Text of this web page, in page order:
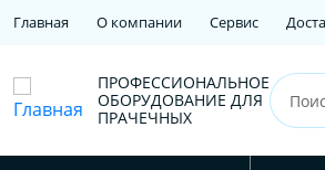
Главная О компании Сервис
ПРОФЕССИОНАЛЬНОЕ
ОБОРУДОВАНИЕ ДЛЯ
ПРАЧЕЧНЫХ